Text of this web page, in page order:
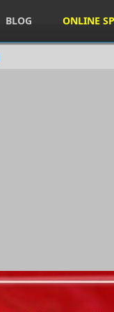
BLOG ONLINE